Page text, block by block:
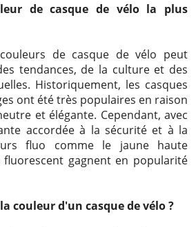
de casque de vélo la plus
de casque de vélo peut
tendances, de la culture et des
Historiquement, les casques
ont été très populaires en raison
et élégante. Cependant, avec
accordée à la sécurité et à la
fluo comme le jaune haute
gagnent en popularité
couleur d'un casque de vélo ?